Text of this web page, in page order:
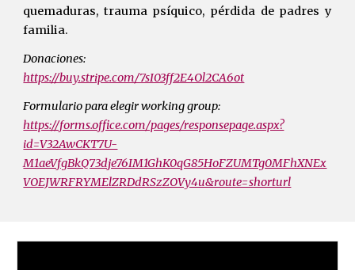
quemaduras, trauma psíquico, pérdida de padres y
familia.
Donaciones:
https://buy.stripe.com/7sI03ff2E4Ol2CA6ot
Formulario para elegir working group:
https://forms.office.com/pages/responsepage.aspx?
id=V32AwCKT7U-
M1aeVfgBkQ73dje76IM1GhK0qG85HoFZUMTg0MFhXNEx
VOEJWRFRYMElZRDdRSzZOVy4u&route=shorturl